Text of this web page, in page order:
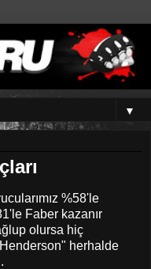
▼
%58'le
Faber kazanır
olursa hiç
herhalde